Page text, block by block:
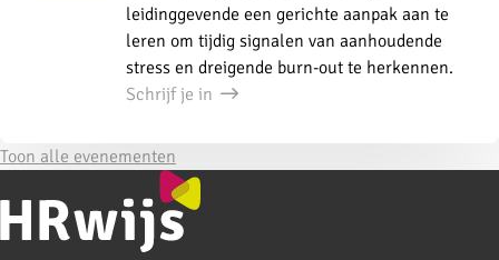
leidinggevende een gerichte aanpak aan te
leren om tijdig signalen van aanhoudende
stress en dreigende burn-out te herkennen.
Schrijf je in
Toon alle evenementen